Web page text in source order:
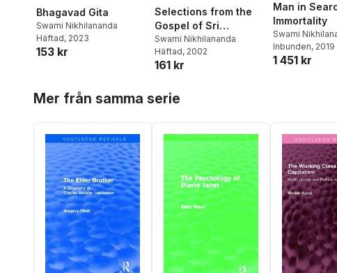
Bhagavad Gita
Swami Nikhilananda
Häftad, 2023
153 kr
Selections from the
Gospel of Sri
Ramakrishna
Swami Nikhilananda
Häftad, 2002
161 kr
Man in
Immortality
Swami
Inbunden, 2019
1 451 kr
Mer från samma serie